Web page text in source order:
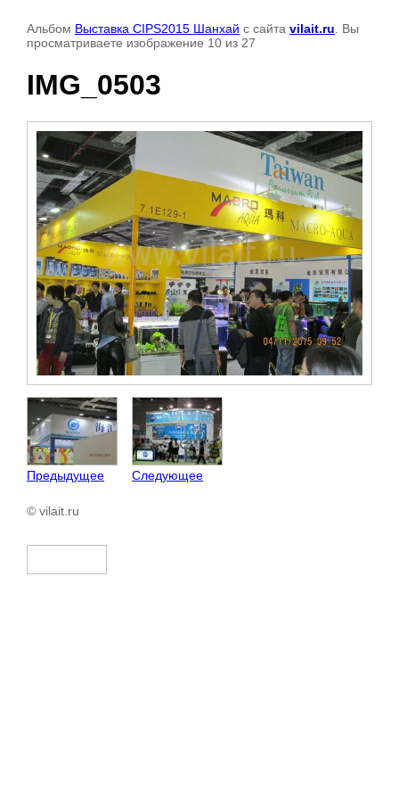
Альбом Выставка CIPS2015 Шанхай с сайта vilait.ru . Вы
просматриваете изображение 10 из 27
IMG_0503
Предыдущее Следующее
© vilait.ru